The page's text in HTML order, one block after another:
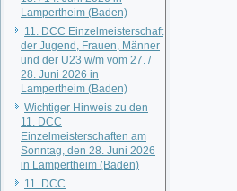
Lampertheim (Baden)
11. DCC Einzelmeisterschaft
der Jugend, Frauen, Männer
und der U23 w/m vom 27. /
28. Juni 2026 in
Lampertheim (Baden)
Wichtiger Hinweis zu den
11. DCC
Einzelmeisterschaften am
Sonntag, den 28. Juni 2026
in Lampertheim (Baden)
11. DCC